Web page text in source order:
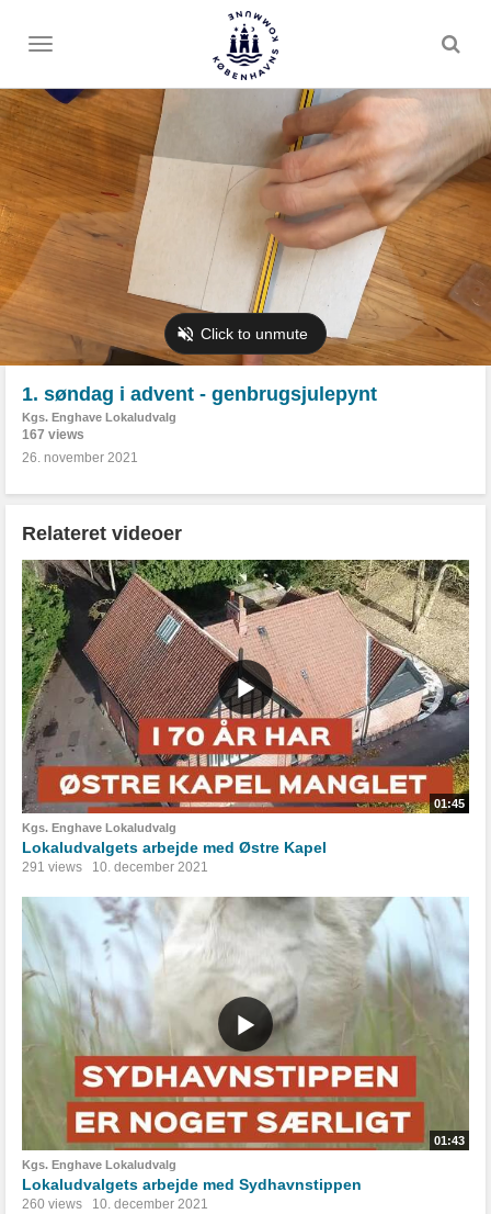
Toggle
1. søndag i advent - genbrugsjulepynt
Kgs. Enghave Lokaludvalg
167 views
26. november 2021
Relateret videoer
01:45
Kgs. Enghave Lokaludvalg
Lokaludvalgets arbejde med Østre Kapel
291 views 10. december 2021
01:43
Kgs. Enghave Lokaludvalg
Lokaludvalgets arbejde med Sydhavnstippen
260 views 10. december 2021